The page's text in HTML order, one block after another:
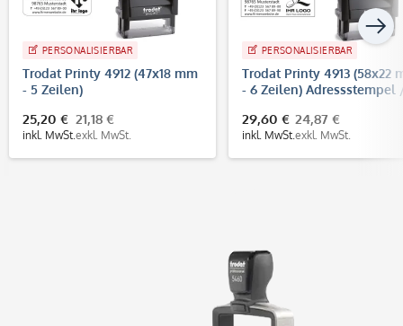
PERSONALISIERBAR
Trodat Printy 4912 (47x18 mm
- 5 Zeilen)
25,20 €
inkl. MwSt.
21,18 €
exkl. MwSt.
PERSONALISIERBAR
Trodat Printy 4913 (58x22
- 6 Zeilen) Adressstempel
29,60 €
inkl. MwSt.
24,87 €
exkl. MwSt.